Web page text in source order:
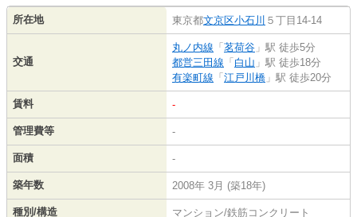
所在地 東京都文京区小石川 ５丁目14-14
交通
丸ノ内線 「 茗荷谷 」駅 徒歩5分
都営三田線 「 白山 」駅 徒歩18分
有楽町線 「 江戸川橋 」駅 徒歩20分
賃料 -
管理費等 -
面積 -
築年数 2008年 3月 (築18年)
種別/構造 マンション/鉄筋コンクリート